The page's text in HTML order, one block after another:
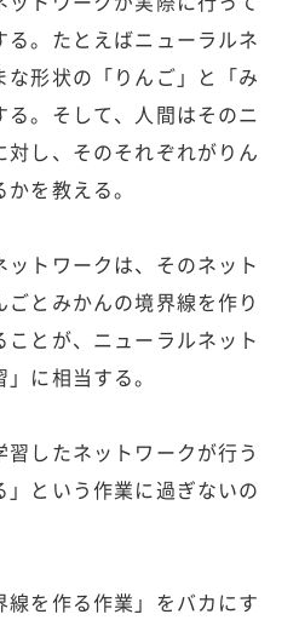
。たとえばニューラルネ
な形状の「りんご」と「み
。そして、人間はそのニ
対し、そのそれぞれがりん
を教える。
トワークは、そのネット
とみかんの境界線を作り
とが、ニューラルネット
に相当する。
したネットワークが行う
という作業に過ぎないの
を作る作業」をバカにす